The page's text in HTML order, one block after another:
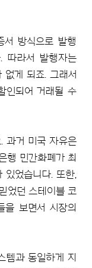
서 방식으로 발행
따라서 발행자는
게 되죠. 그래서
인되어 거래될 수
과거 미국 자유은
행 민간화폐가 최
었습니다. 또한,
었던 스테이블 코
을 보면서 시장의
템과 동일하게 지